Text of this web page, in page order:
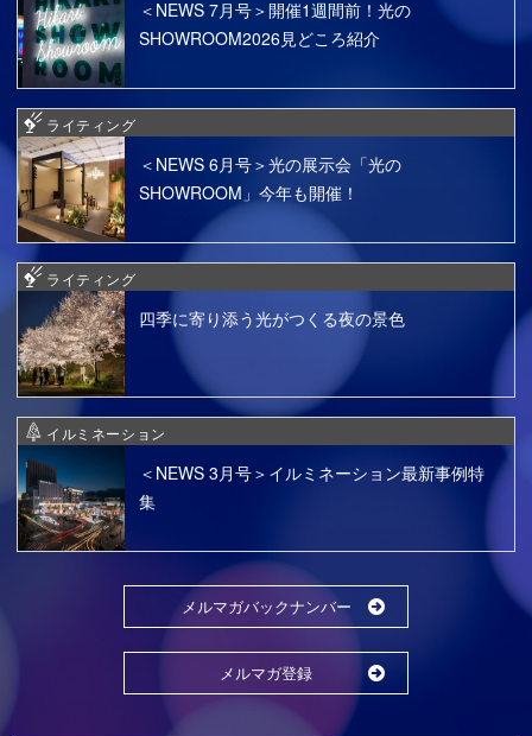
＜NEWS 7月号＞開催1週間前！光の
SHOWROOM2026見どころ紹介
ライティング
＜NEWS 6月号＞光の展示会「光の
SHOWROOM」今年も開催！
ライティング
四季に寄り添う光がつくる夜の景色
イルミネーション
＜NEWS 3月号＞イルミネーション最新事例特
集
メルマガバックナンバー
メルマガ登録